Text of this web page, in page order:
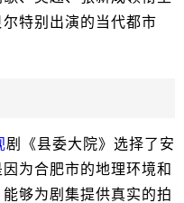
特别出演的当代都市
剧《县委大院》选择了安
为合肥市的地理环境和
够为剧集提供真实的拍